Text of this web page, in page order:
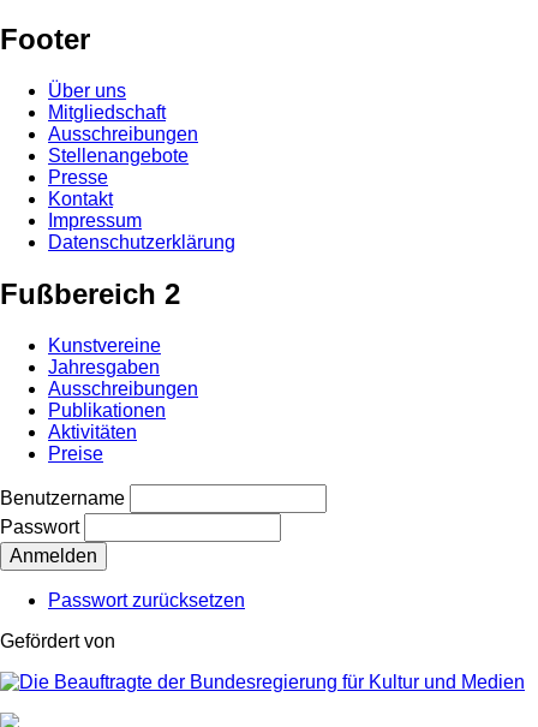
Footer
Über uns
Mitgliedschaft
Ausschreibungen
Stellenangebote
Presse
Kontakt
Impressum
Datenschutzerklärung
Fußbereich 2
Kunstvereine
Jahresgaben
Ausschreibungen
Publikationen
Aktivitäten
Preise
Benutzername
Passwort
Passwort zurücksetzen
Gefördert von